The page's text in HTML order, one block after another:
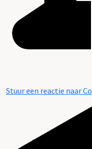
Stuur een reactie naar